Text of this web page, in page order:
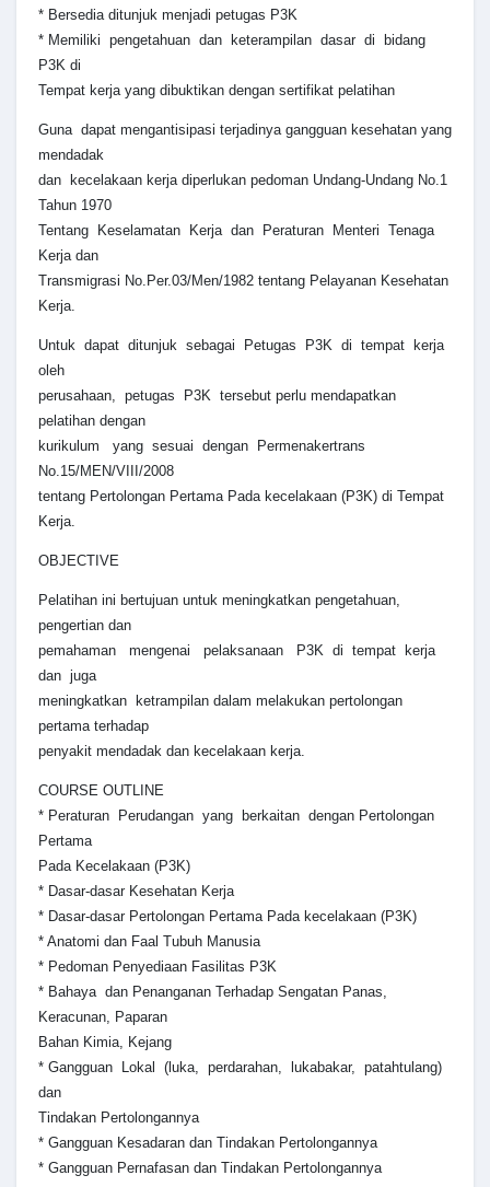
* Bersedia ditunjuk menjadi petugas P3K
* Memiliki pengetahuan dan keterampilan dasar di bidang
P3K di
Tempat kerja yang dibuktikan dengan sertifikat pelatihan
Guna dapat mengantisipasi terjadinya gangguan kesehatan yang
mendadak
dan kecelakaan kerja diperlukan pedoman Undang-Undang No.1
Tahun 1970
Tentang Keselamatan Kerja dan Peraturan Menteri Tenaga
Kerja dan
Transmigrasi No.Per.03/Men/1982 tentang Pelayanan Kesehatan
Kerja.
Untuk dapat ditunjuk sebagai Petugas P3K di tempat kerja
oleh
perusahaan, petugas P3K tersebut perlu mendapatkan
pelatihan dengan
kurikulum yang sesuai dengan Permenakertrans
No.15/MEN/VIII/2008
tentang Pertolongan Pertama Pada kecelakaan (P3K) di Tempat
Kerja.
OBJECTIVE
Pelatihan ini bertujuan untuk meningkatkan pengetahuan,
pengertian dan
pemahaman mengenai pelaksanaan P3K di tempat kerja
dan juga
meningkatkan ketrampilan dalam melakukan pertolongan
pertama terhadap
penyakit mendadak dan kecelakaan kerja.
COURSE OUTLINE
* Peraturan Perudangan yang berkaitan dengan Pertolongan
Pertama
Pada Kecelakaan (P3K)
* Dasar-dasar Kesehatan Kerja
* Dasar-dasar Pertolongan Pertama Pada kecelakaan (P3K)
* Anatomi dan Faal Tubuh Manusia
* Pedoman Penyediaan Fasilitas P3K
* Bahaya dan Penanganan Terhadap Sengatan Panas,
Keracunan, Paparan
Bahan Kimia, Kejang
* Gangguan Lokal (luka, perdarahan, lukabakar, patahtulang)
dan
Tindakan Pertolongannya
* Gangguan Kesadaran dan Tindakan Pertolongannya
* Gangguan Pernafasan dan Tindakan Pertolongannya